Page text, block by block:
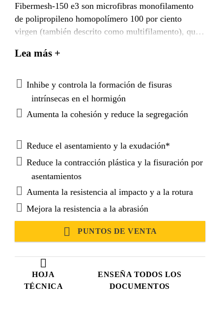
HOJA
TÉCNICA
ENSEÑA TODOS LOS
DOCUMENTOS
Fibermesh-150 e3 son microfibras monofilamento
de polipropileno homopolímero 100 por ciento
virgen (también descrito como multifilamento), que
sido específicamente diseñadas y fabricadas para su
recomendada de 0,6 kg por metro cúbico (0,1% en
volumen) para un rendimiento efectivo.
Tecnología e3
Al igual que los agregados graduados mejoran el
una mezcla de fibras graduadas diseñada para
mejorar la distribución y el rendimiento del refuerzo
de las fibras. Cada paquete de fibras Fibermesh-150
e3 está diseñado de tres maneras: por longitud, por
espesor y por relación de mezcla. El resultado es una
combinación superior de control de grietas y
rendimiento general del hormigón.
Lea más +
Inhibe y controla la formación de fisuras
intrínsecas en el hormigón
Aumenta la cohesión y reduce la segregación
Reduce el asentamiento y la exudación*
Reduce la contracción plástica y la fisuración por
asentamientos
Aumenta la resistencia al impacto y a la rotura
Mejora la resistencia a la abrasión
PUNTOS DE VENTA